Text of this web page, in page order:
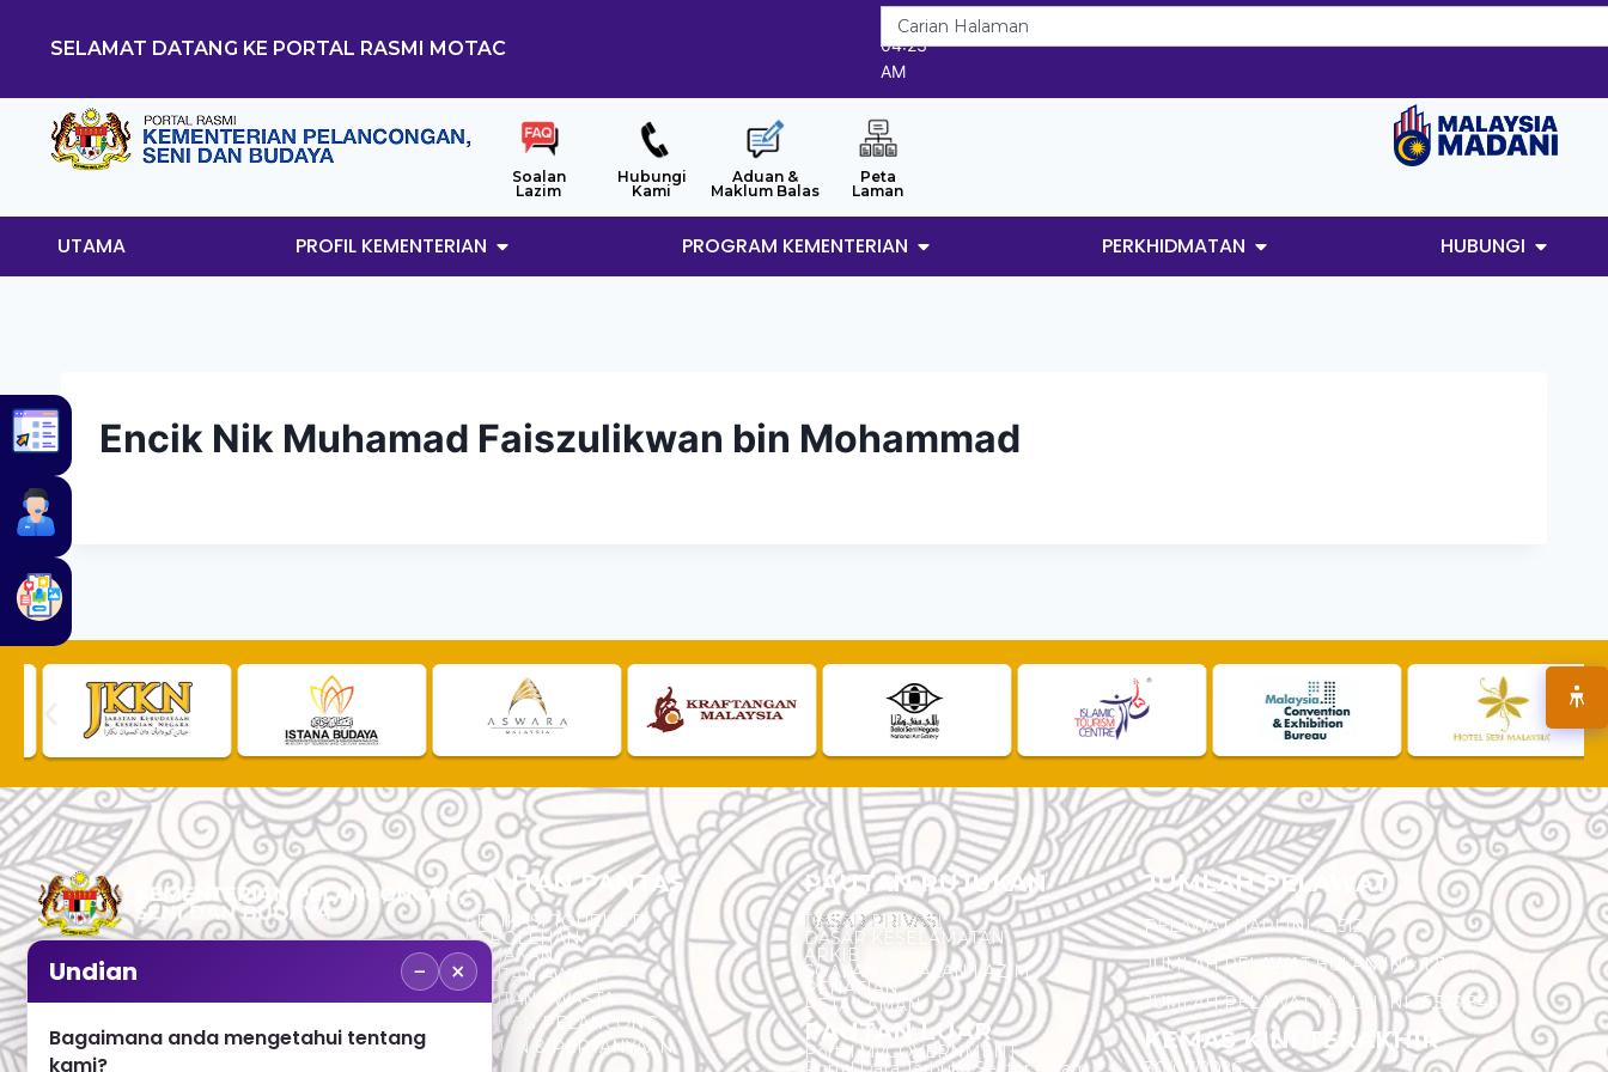
SELAMAT DATANG KE PORTAL RASMI MOTAC
8/8/2026
04:23
AM
Soalan
Lazim
Hubungi
Kami
Aduan &
Maklum Balas
Peta
Laman
UTAMA PROFIL KEMENTERIAN PROGRAM KEMENTERIAN PERKHIDMATAN HUBUNGI
Encik Nik Muhamad Faiszulikwan bin Mohammad
No. 2, Menara 1, Jalan P5/6, Presint 5,
+603 8000 8000
PAUTAN PANTAS
APLIKASI TOURLIST
PEROLEHAN
SEMAKAN
PAUTAN AWAM
PAUTAN SWASTA
PAUTAN PELANCONG
ADUAN & PERTANYAAN
PAUTAN RUJUKAN
DASAR PRIVASI
DASAR KESELAMATAN
ARKIB
SOALAN - SOALAN LAZIM
PENAFIAN
PETA LAMAN
PAUTAN LUAR
Portal MyGOVERNMENT
JUMLAH PELAWAT
PELAWAT HARI INI : 2,512
JUMLAH PELAWAT BULAN INI : 121,261
JUMLAH PELAWAT TAHUN INI : 5,523,846
KEMAS KINI TERAKHIR
Undian − ×
Bagaimana anda mengetahui tentang
kami?